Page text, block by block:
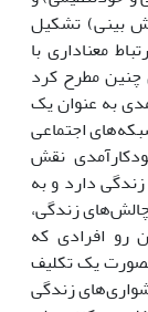
بینی) تشکیل
معنا‌داری با
چنین مطرح کرد
به عنوان یک
اجتماعی
نقش
دارد و به
زندگی،
رو افرادی که
یک تکلیف
زندگی